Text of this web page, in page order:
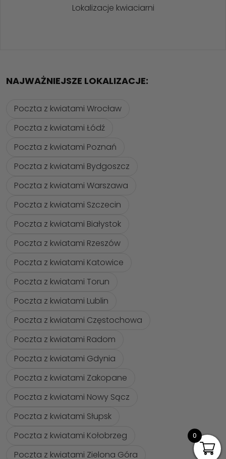
Lokalizacje kwiaciarni
NAJWAŻNIEJSZE LOKALIZACJE:
Poczta z kwiatami Wrocław
Poczta z kwiatami Łódź
Poczta z kwiatami Poznań
Poczta z kwiatami Bydgoszcz
Poczta z kwiatami Warszawa
Poczta z kwiatami Szczecin
Poczta z kwiatami Białystok
Poczta z kwiatami Rzeszów
Poczta z kwiatami Katowice
Poczta z kwiatami Torun
Poczta z kwiatami Lublin
Poczta z kwiatami Częstochowa
Poczta z kwiatami Radom
Poczta z kwiatami Gdynia
Poczta z kwiatami Zakopane
Poczta z kwiatami Nowy Sącz
Poczta z kwiatami Słupsk
Poczta z kwiatami Kołobrzeg
Poczta z kwiatami Zielona Góra
0